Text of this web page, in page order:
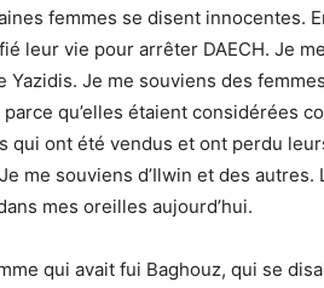
femmes se disent innocentes.
leur vie pour arrêter DAECH. Je
Je me souviens des
qu’elles étaient considérées
qui ont été vendus et ont perdu
me souviens d’Ilwin et des autres.
mes oreilles aujourd’hui.
qui avait fui Baghouz, qui se